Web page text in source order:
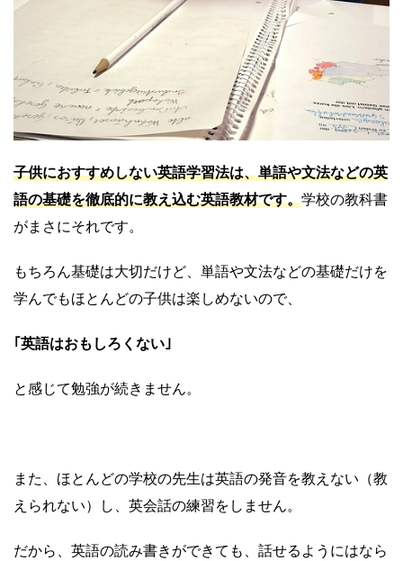
子供におすすめしない英語学習法は、単語や文法などの英
語の基礎を徹底的に教え込む英語教材です。学校の教科書
がまさにそれです。
もちろん基礎は大切だけど、単語や文法などの基礎だけを
学んでもほとんどの子供は楽しめないので、
｢英語はおもしろくない｣
と感じて勉強が続きません。
また、ほとんどの学校の先生は英語の発音を教えない（教
えられない）し、英会話の練習をしません。
だから、英語の読み書きができても、話せるようにはなら